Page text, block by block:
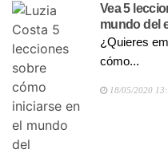
Vea 5
mundo del
¿Quieres
cómo...
18/05/2020